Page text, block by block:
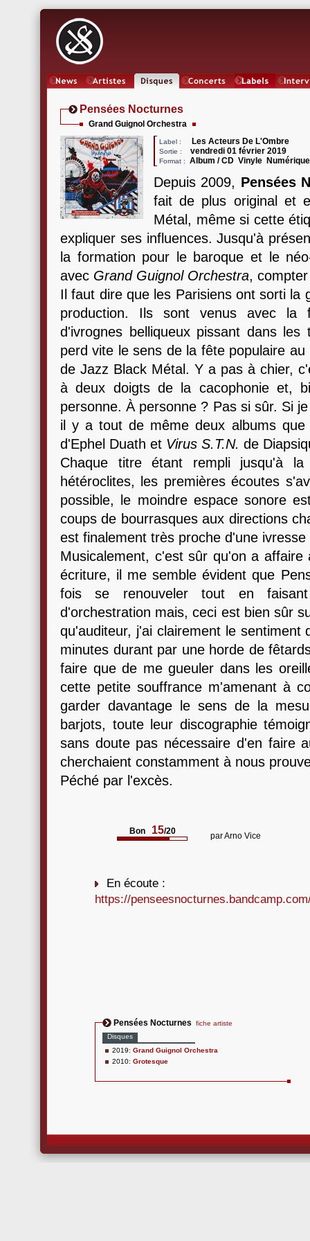
Pensées Nocturnes
Grand Guignol Orchestra
Label : Les Acteurs De L'Ombre
Sortie : vendredi 01 février 2019
Format : Album / CD Vinyle
Depuis 2009, Pensées
fait de plus original et
Métal, même si cette
expliquer ses influences. Jusqu'à
la formation pour le baroque et le
avec Grand Guignol Orchestra,
Il faut dire que les Parisiens ont sorti la
production. Ils sont venus avec la
d'ivrognes belliqueux pissant dans
perd vite le sens de la fête populaire
de Jazz Black Métal. Y a pas à chier,
à deux doigts de la cacophonie et,
personne. À personne ? Pas si sûr. Si
il y a tout de même deux albums
d'Ephel Duath et Virus S.T.N. de
Chaque titre étant rempli jusqu'à
hétéroclites, les premières écoutes
possible, le moindre espace sonore
coups de bourrasques aux directions
est finalement très proche d'une ivresse
Musicalement, c'est sûr qu'on a
écriture, il me semble évident que
fois se renouveler tout en
d'orchestration mais, ceci est bien sûr
qu'auditeur, j'ai clairement le sentiment
minutes durant par une horde de
faire que de me gueuler dans les
cette petite souffrance m'amenant à
garder davantage le sens de la
barjots, toute leur discographie
sans doute pas nécessaire d'en faire
cherchaient constamment à nous
Péché par l'excès.
Bon 15/20 parArno Vice
En écoute :
https://
Pensées Nocturnes
fiche artiste
Disques
2019: Grand Guignol Orchestra
2010: Grotesque